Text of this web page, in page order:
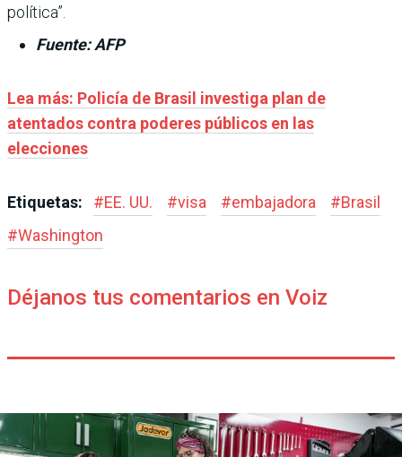
política”.
Fuente: AFP
Lea más: Policía de Brasil investiga plan de
atentados contra poderes públicos en las
elecciones
Etiquetas: #EE. UU. #visa #embajadora #Brasil
#Washington
Déjanos tus comentarios en Voiz